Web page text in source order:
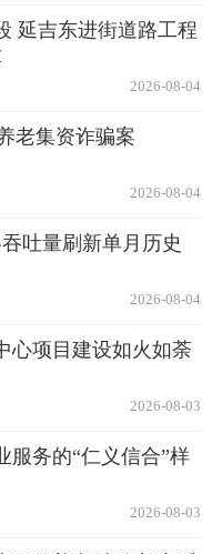
延吉东进街道路工程
2026-08-04
老集资诈骗案
2026-08-04
吐量刷新单月历史
2026-08-04
心项目建设如火如荼
2026-08-03
服务的“仁义信合”样
2026-08-03